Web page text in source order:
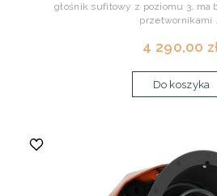
głośnik sufitowy z poziomu 3. ma
przetwornikami
4 290,00
Do koszyka